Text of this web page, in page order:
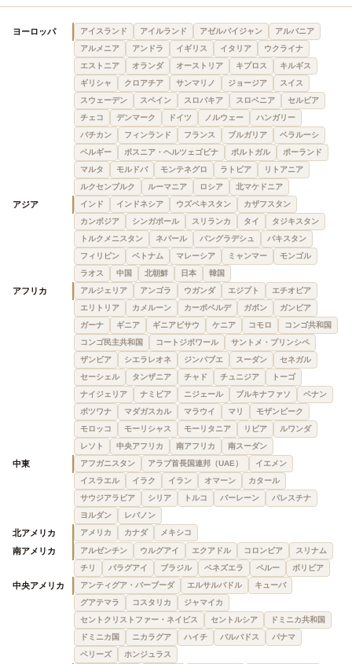
ヨーロッパ アイスランド アイルランド アゼルバイジャン
アルバニア
アルメニア
アンドラ イギリス イタリア
ウクライナ
エストニア
オランダ オーストリア キプロス
キルギス
ギリシャ
クロアチア サンマリノ ジョージア
スイス
スウェーデン
スペイン スロバキア スロベニア
セルビア
チェコ
デンマーク ドイツ ノルウェー
ハンガリー
バチカン
フィンランド フランス ブルガリア
ベラルーシ
ベルギー
ボスニア・ヘルツェゴビナ ポルトガル
ポーランド
マルタ
モルドバ モンテネグロ ラトビア
リトアニア
ルクセンブルク
ルーマニア ロシア 北マケドニア
アジア インド インドネシア ウズベキスタン
カザフスタン
カンボジア
シンガポール スリランカ タイ
タジキスタン
トルクメニスタン
ネパール バングラデシュ
パキスタン
フィリピン
ベトナム マレーシア ミャンマー
モンゴル
ラオス
中国 北朝鮮 日本 韓国
アフリカ アルジェリア アンゴラ ウガンダ エジプト
エチオピア
エリトリア
カメルーン カーボベルデ ガボン
ガンビア
ガーナ
ギニア ギニアビサウ ケニア コモロ
コンゴ共和国
コンゴ民主共和国
コートジボワール
サントメ・プリンシペ
ザンビア
シエラレオネ ジンバブエ スーダン
セネガル
セーシェル
タンザニア チャド チュニジア
トーゴ
ナイジェリア
ナミビア ニジェール ブルキナファソ
ベナン
ボツワナ
マダガスカル マラウイ マリ
モザンビーク
モロッコ
モーリシャス モーリタニア リビア
ルワンダ
レソト
中央アフリカ 南アフリカ 南スーダン
中東 アフガニスタン アラブ首長国連邦（UAE）
イエメン
イスラエル
イラク イラン オマーン
カタール
サウジアラビア
シリア トルコ バーレーン
パレスチナ
ヨルダン
レバノン
北アメリカ アメリカ カナダ メキシコ
南アメリカ アルゼンチン ウルグアイ エクアドル コロンビア
スリナム
チリ
パラグアイ ブラジル ベネズエラ ペルー ボリビア
中央アメリカ アンティグア・バーブーダ エルサルバドル
キューバ
グアテマラ
コスタリカ
ジャマイカ
セントクリストファー・ネイビス
セントルシア
ドミニカ共和国
ドミニカ国
ニカラグア ハイチ バルバドス
パナマ
ベリーズ
ホンジュラス